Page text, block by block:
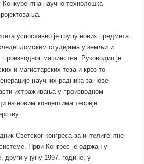
Конкурентна научно-технолошка
успоставио је групу нових предмета
студијама у земљи и
производног машинства. Руководио је
и магистарских теза и кроз то
научних радника за нове
истраживања у производном
на новим концептима теорије
Светског конгреса за интелигентне
Први Конгрес је одржан у
други у јуну 1997. године, у